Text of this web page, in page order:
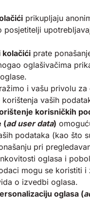
prikupljaju
posjetitelji
kolačići prate
oglašivačima
i vašu privolu za
vaših
korisničkih
(ad user data)
podataka (kao što
pri
oglasa i
mogu se koristiti i
o izvedbi oglasa.
oglasa (